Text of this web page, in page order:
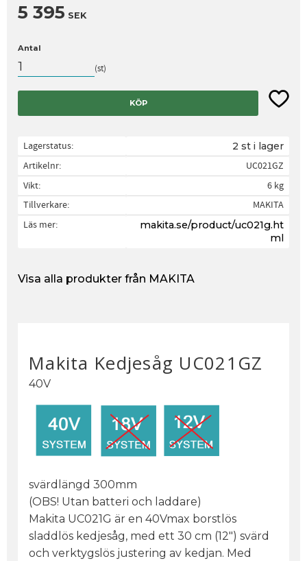
5 395 SEK
Antal
st
KÖP Lägg
Lagerstatus 2 st i lager
Artikelnr
UC021GZ
Vikt
6 kg
Tillverkare
MAKITA
Läs mer
makita.se/product/uc021g.ht
ml
Visa alla produkter från MAKITA
Makita Kedjesåg UC021GZ
40V
svärdlängd 300mm
(OBS! Utan batteri och laddare)
Makita UC021G är en 40Vmax borstlös
sladdlös kedjesåg, med ett 30 cm (12") svärd
och verktygslös justering av kedjan. Med